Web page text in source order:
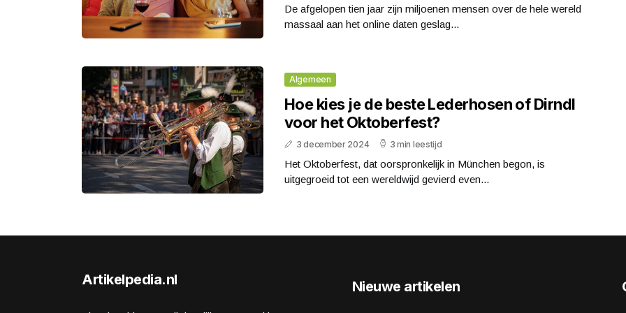
De afgelopen tien jaar zijn miljoenen mensen over de hele wereld
massaal aan het online daten geslag...
Algemeen
Hoe kies je de beste Lederhosen of Dirndl
voor het Oktoberfest?
3 december 2024 3 min leestijd
Het Oktoberfest, dat oorspronkelijk in München begon, is
uitgegroeid tot een wereldwijd gevierd even...
Artikelpedia.nl Nieuwe artikelen